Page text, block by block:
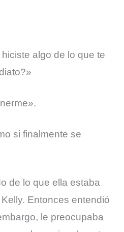
algo de lo que te
si finalmente se
de lo que ella estaba
Entonces entendió
le preocupaba